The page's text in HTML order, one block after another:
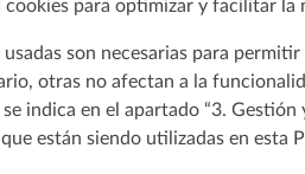
para optimizar y facilitar la
son necesarias para
otras no afectan a la
indica en el apartado “3.
están siendo utilizadas en esta